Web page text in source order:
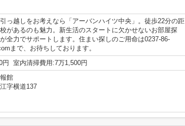
っ越しをお考えなら「アーバンハイツ中央」。徒歩22分の距
があるのも魅力。新生活のスタートに欠かせないお部屋探
全力でサポートします。住まい探しのご用命は0237-86-
まで、お待ちしております。
円 室内清掃費用:7万1,500円
館
字横道137